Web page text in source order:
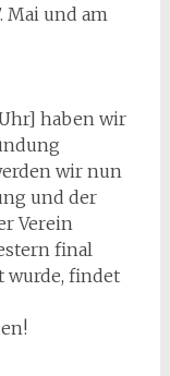
Mai und am
Uhr] haben wir
wir nun
und der
Verein
final
findet